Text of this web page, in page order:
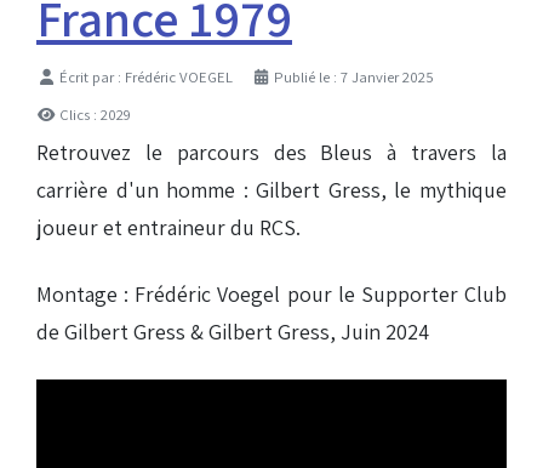
France 1979
DétailsÉcrit par : Frédéric VOEGEL
Publié le : 7 Janvier 2025
Clics : 2029
Retrouvez le parcours des Bleus à travers la
carrière d'un homme : Gilbert Gress, le mythique
joueur et entraineur du RCS.
Montage : Frédéric Voegel pour le Supporter Club
de Gilbert Gress & Gilbert Gress, Juin 2024